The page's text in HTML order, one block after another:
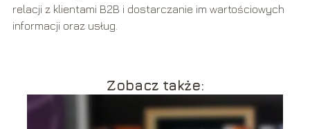
relacji z klientami B2B i dostarczanie im wartościowych
informacji oraz usług.
Zobacz także: